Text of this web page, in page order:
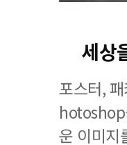
세상
포스터,
hotoshop
운 이미지